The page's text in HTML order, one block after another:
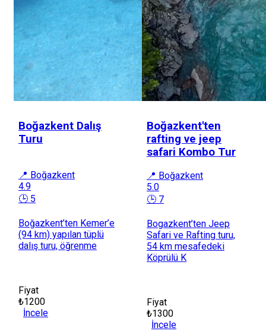
Boğazkent Dalış
Turu
📍 Boğazkent
4.9
🕒 5
Boğazkent’ten Kemer’e
(94 km) yapılan tüplü
dalış turu, öğrenme
Fiyat
₺1200
İncele
Boğazkent'ten
rafting ve jeep
safari Kombo Tur
📍 Boğazkent
5.0
🕒 7
Bogazkent’ten Jeep
Safari ve Rafting turu,
54 km mesafedeki
Köprülü K
Fiyat
₺1300
İncele